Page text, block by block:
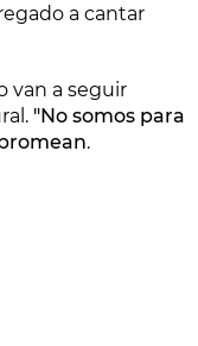
a cantar
van a seguir
"No somos para
.